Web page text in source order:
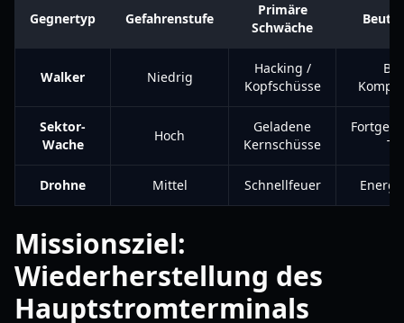
Gegnertyp Gefahrenstufe
Primäre
Schwäche
Beute
Walker Niedrig
Hacking /
Kopfschüsse
Sektor-
Wache
Hoch
Geladene
Kernschüsse
Drohne Mittel Schnellfeuer
Missionsziel:
Wiederherstellung des
Hauptstromterminals